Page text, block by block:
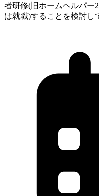
者研修(旧ホームヘルパー
は就職)することを検討し